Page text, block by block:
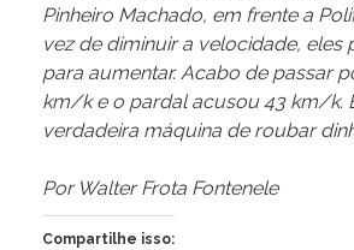
Pinheiro Machado, em frente a
vez de diminuir a velocidade, eles
para aumentar. Acabo de passar
km/k e o pardal acusou 43 km/k.
verdadeira máquina de roubar
Por Walter Frota Fontenele
Compartilhe isso: